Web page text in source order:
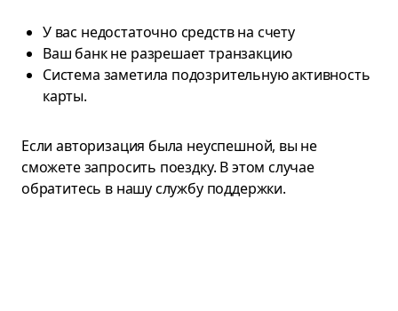
У вас недостаточно средств на счету
Ваш банк не разрешает транзакцию
Система заметила подозрительную активность
карты.
Если авторизация была неуспешной, вы не
сможете запросить поездку. В этом случае
обратитесь в нашу службу поддержки.